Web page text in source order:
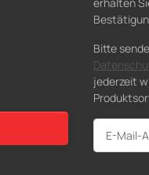
Bitte
jederzeit